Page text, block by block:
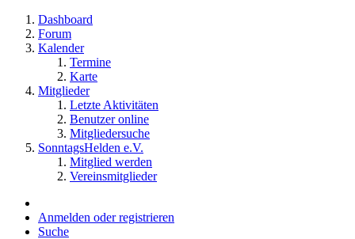
Dashboard
Forum
Kalender
Termine
Karte
Mitglieder
Letzte Aktivitäten
Benutzer online
Mitgliedersuche
SonntagsHelden e.V.
Mitglied werden
Vereinsmitglieder
Anmelden oder registrieren
Suche